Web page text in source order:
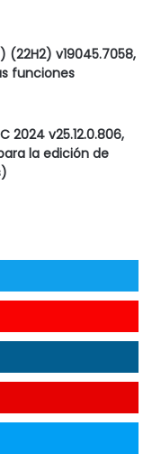
(22H2) v19045.7058,
funciones
2024 v25.12.0.806,
la edición de